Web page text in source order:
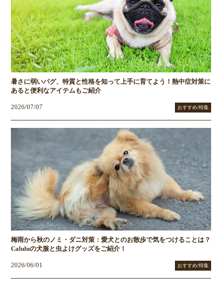
暑さに弱いパグ、特質と性格を知って上手に育てよう！熱中症対策に
あると便利なアイテムもご紹介
2026/07/07 おすすめ/特集
梅雨から秋のノミ・ダニ対策：愛犬とのお散歩で気をつけることは？
Caluluの犬服と虫よけグッズをご紹介！
2026/06/01 おすすめ/特集